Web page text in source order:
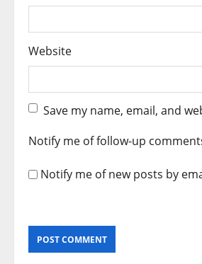
Website
Save my name, email, and
Notify me of follow-up
Notify me of new posts by